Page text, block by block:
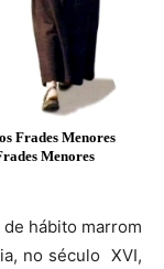
Frades Menores
Menores
hábito marrom
no século XVI,